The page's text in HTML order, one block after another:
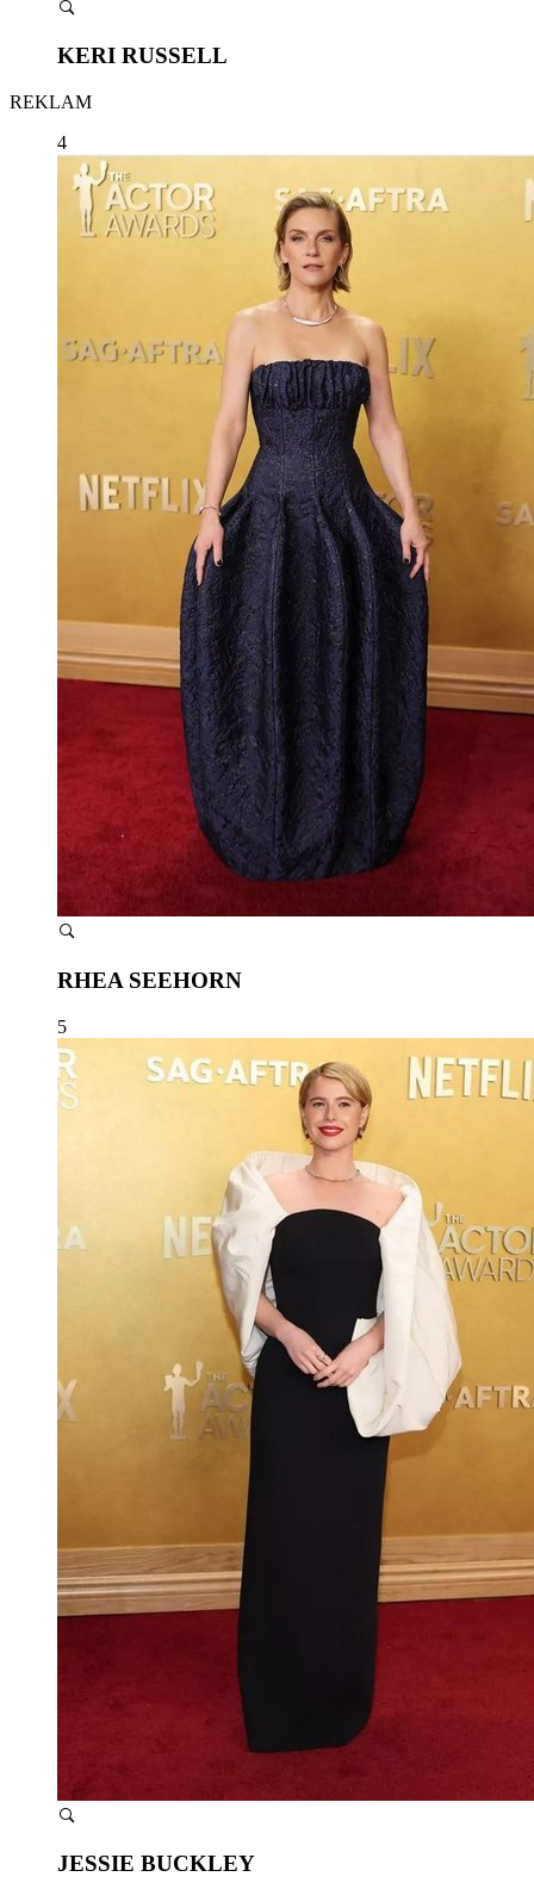
KERI RUSSELL
REKLAM
4
RHEA SEEHORN
5
JESSIE BUCKLEY